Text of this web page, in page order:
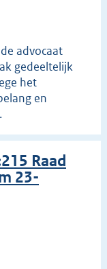
advocaat
gedeeltelijk
het
en
Raad
23-